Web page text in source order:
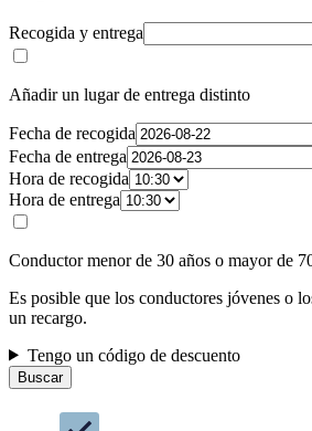
Recogida y entrega
Añadir un lugar de entrega distinto
Fecha de recogida
Fecha de entrega
Hora de recogida
Hora de entrega
Conductor menor de 30 años o mayor de
Es posible que los conductores jóvenes o
un recargo.
Tengo un código de descuento
Buscar